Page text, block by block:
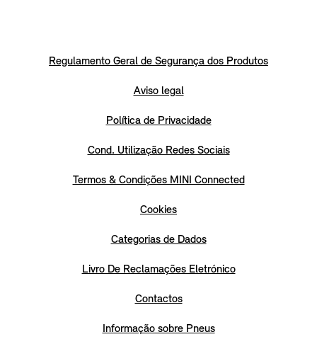
Regulamento Geral de Segurança dos Produtos
Aviso legal
Política de Privacidade
Cond. Utilização Redes Sociais
Termos & Condições MINI Connected
Cookies
Categorias de Dados
Livro De Reclamações Eletrónico
Contactos
Informação sobre Pneus